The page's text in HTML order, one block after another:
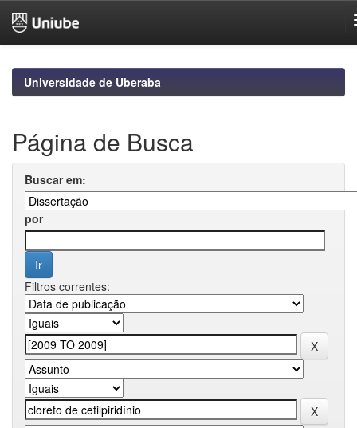
navigationUniversidade de Uberaba
Página de Busca
Buscar em:
por
Filtros correntes: